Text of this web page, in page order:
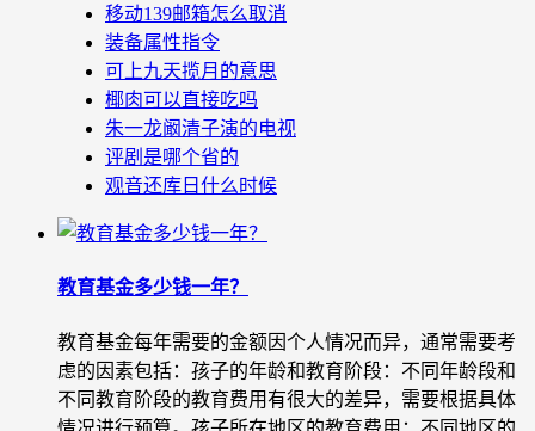
移动139邮箱怎么取消
装备属性指令
可上九天揽月的意思
椰肉可以直接吃吗
朱一龙阚清子演的电视
评剧是哪个省的
观音还库日什么时候
教育基金多少钱一年？
教育基金每年需要的金额因个人情况而异，通常需要考
虑的因素包括：孩子的年龄和教育阶段：不同年龄段和
不同教育阶段的教育费用有很大的差异，需要根据具体